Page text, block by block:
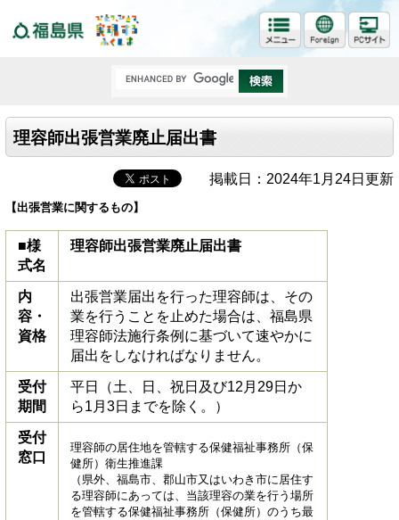
理容師出張営業廃止届出書
掲載日：2024年1月24日更新
【出張営業に関するもの】
■様
式名
理容師出張営業廃止届出書
内
容・
資格
出張営業届出を行った理容師は、その
業を行うことを止めた場合は、福島県
理容師法施行条例に基づいて速やかに
届出をしなければなりません。
受付
期間
平日（土、日、祝日及び12月29日か
ら1月3日までを除く。）
受付
窓口
理容師の居住地を管轄する保健福祉事務所（保
健所）衛生推進課
（県外、福島市、郡山市又はいわき市に居住す
る理容師にあっては、当該理容の業を行う場所
を管轄する保健福祉事務所（保健所）のうち最